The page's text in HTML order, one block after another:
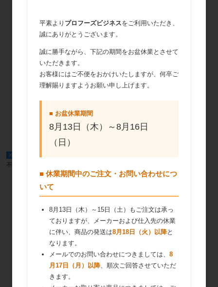
冷蔵便
不二製油 プロベスト ♯500ND 1000ml
不二製油 ガトーレヴィス1035 1000ml
平素より プロフーズビジネスをご利用いただき、
誠にありがとうございます。
誠に勝手ながら、下記の期間をお盆休業とさせて
いただきます。
お客様にはご不便をおかけいたしますが、何卒ご
理解賜りますようお願い申し上げます。
■ お盆休業期間
8月13日（木）～8月16日
（日）
■ 休業期間中のご注文・お問い合わせにつ
いて
8月13日（木）～15日（土）もご注文は承っ
ておりますが、メーカーおよび仕入先の休業
に伴い、商品の発送は8月18日（火）以降と
なります。
メールでのお問い合わせにつきましては、 8
月17日（月）以降、順次ご回答させていただ
きます。